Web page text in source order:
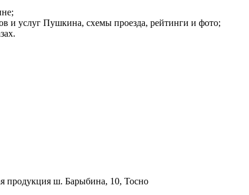
и услуг Пушкина, схемы проезда, рейтинги и фото;
продукция ш. Барыбина, 10, Тосно